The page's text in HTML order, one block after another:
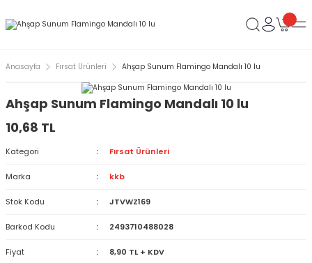
Anasayfa Fırsat Ürünleri Ahşap Sunum Flamingo Mandalı 10 lu
Ahşap Sunum Flamingo Mandalı 10 lu
10,68 TL
Kategori Fırsat Ürünleri
Marka kkb
Stok Kodu JTVWZ169
Barkod Kodu 2493710488028
Fiyat 8,90 TL + KDV